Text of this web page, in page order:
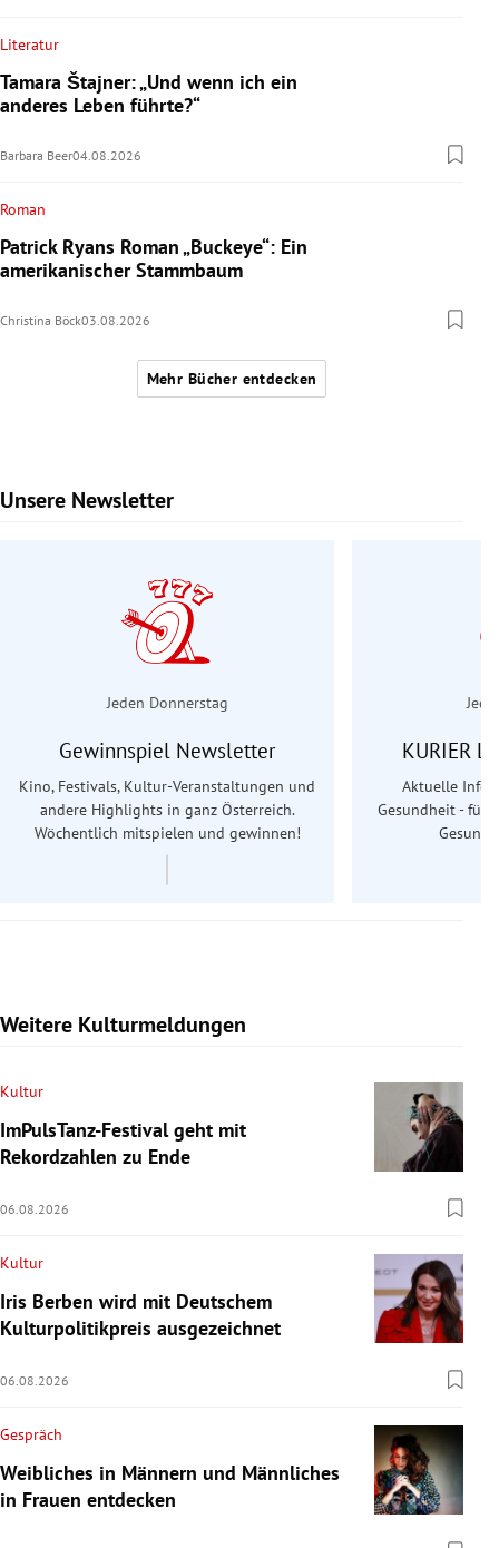
Literatur
Tamara Štajner: „Und wenn ich ein
anderes Leben führte?“
Barbara Beer04.08.2026
Roman
Patrick Ryans Roman „Buckeye“: Ein
amerikanischer Stammbaum
Christina Böck03.08.2026
Mehr Bücher entdecken
Unsere Newsletter
Slide 1 von 6
Jeden Donnerstag
Gewinnspiel Newsletter
Kino, Festivals, Kultur-Veranstaltungen und
andere Highlights in ganz Österreich.
Wöchentlich mitspielen und gewinnen!
KURIER
Aktuelle
Gesundheit - für
Weitere Kulturmeldungen
Kultur
ImPulsTanz-Festival geht mit
Rekordzahlen zu Ende
06.08.2026
Kultur
Iris Berben wird mit Deutschem
Kulturpolitikpreis ausgezeichnet
06.08.2026
Gespräch
Weibliches in Männern und Männliches
in Frauen entdecken